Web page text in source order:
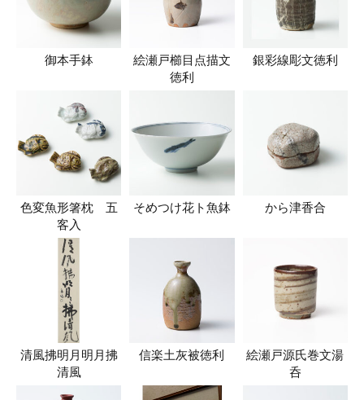
御本手鉢
絵瀬戸櫛目点描文
徳利
銀彩線彫文徳利
色変魚形箸枕 五
客入
そめつけ花ト魚鉢 から津香合
清風拂明月明月拂
清風
信楽土灰被徳利
絵瀬戸源氏巻文湯
呑